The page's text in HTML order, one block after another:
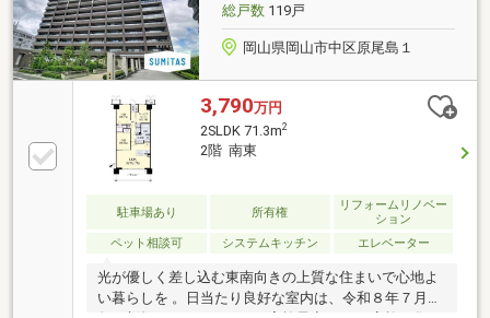
総戸数119戸
岡山県岡山市中区原尾島１
3,790万円
2SLDK 71.3m2
2階 南東
駐車場あり 所有権
リフォームリノベー
ション
ペット相談可
システムキッチン エレベーター
光が優しく差し込む東南向きの上質な住まいで心地よ
い暮らしを 。日当たり良好な室内は、令和８年７月下